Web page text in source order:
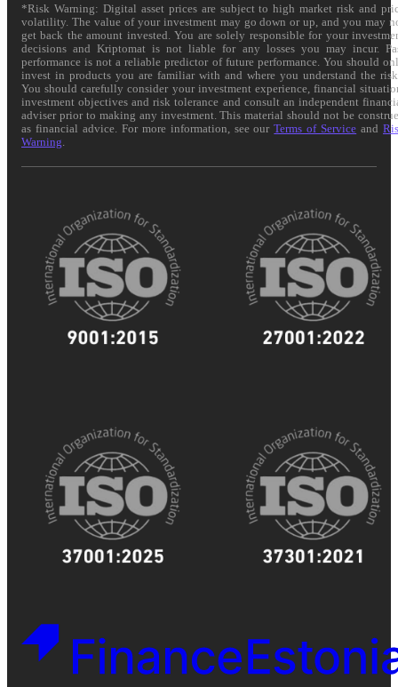
*Risk Warning: Digital asset prices are subject to high market risk and
volatility. The value of your investment may go down or up, and you may
get back the amount invested. You are solely responsible for your
decisions and Kriptomat is not liable for any losses you may incur.
performance is not a reliable predictor of future performance. You should
invest in products you are familiar with and where you understand the
You should carefully consider your investment experience, financial
investment objectives and risk tolerance and consult an independent
adviser prior to making any investment. This material should not be
as financial advice. For more information, see ourTerms of Service and
Warning